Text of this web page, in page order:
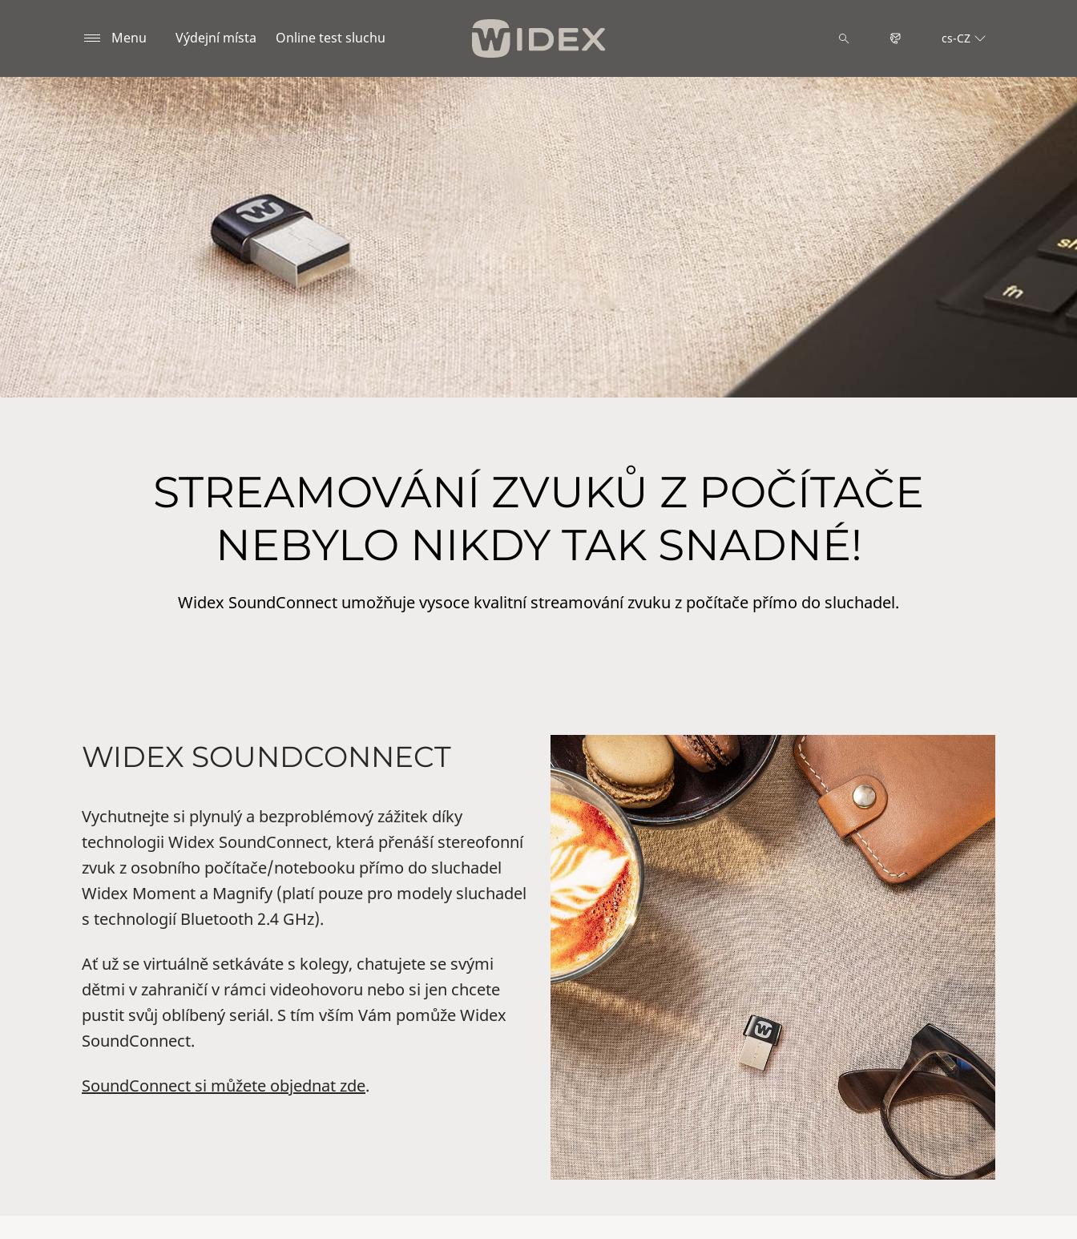
Menu Výdejní místa Online test sluchu cs-CZ
STREAMOVÁNÍ ZVUKŮ Z POČÍTAČE
NEBYLO NIKDY TAK SNADNÉ!
Widex SoundConnect umožňuje vysoce kvalitní streamování zvuku z počítače přímo do sluchadel.
WIDEX SOUNDCONNECT
Vychutnejte si plynulý a bezproblémový zážitek díky
technologii Widex SoundConnect, která přenáší stereofonní
zvuk z osobního počítače/notebooku přímo do sluchadel
Widex Moment a Magnify (platí pouze pro modely sluchadel
s technologií Bluetooth 2.4 GHz).
Ať už se virtuálně setkáváte s kolegy, chatujete se svými
dětmi v zahraničí v rámci videohovoru nebo si jen chcete
pustit svůj oblíbený seriál. S tím vším Vám pomůže Widex
SoundConnect.
SoundConnect si můžete objednat zde.